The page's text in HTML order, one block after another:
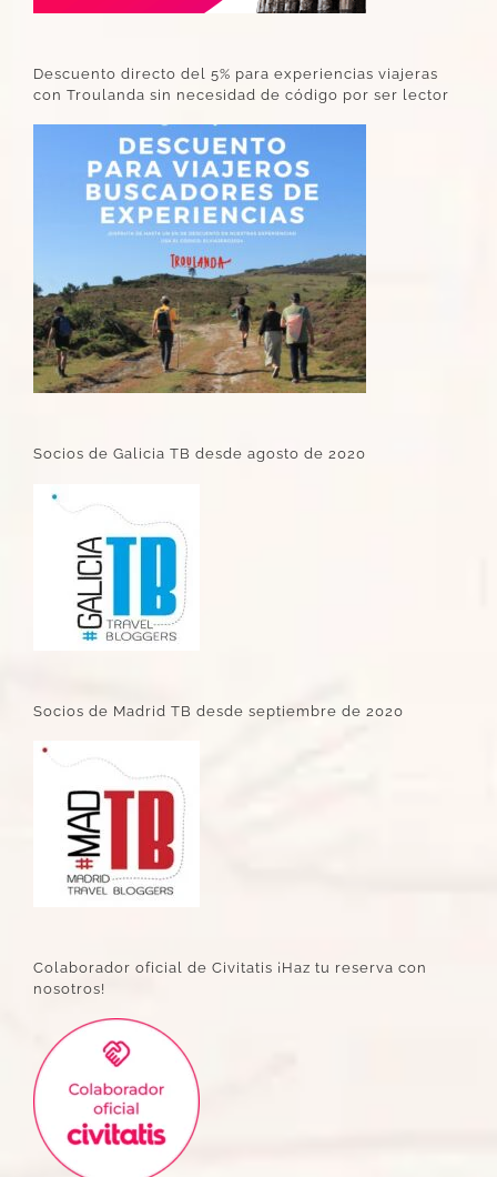
Descuento directo del 5% para experiencias viajeras
con Troulanda sin necesidad de código por ser lector
Socios de Galicia TB desde agosto de 2020
Socios de Madrid TB desde septiembre de 2020
Colaborador oficial de Civitatis ¡Haz tu reserva con
nosotros!